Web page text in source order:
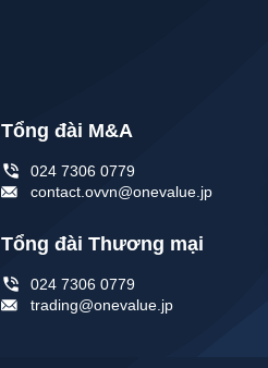
Tổng đài M&A
024 7306 0779
contact.ovvn@onevalue.jp
Tổng đài Thương mại
024 7306 0779
trading@onevalue.jp